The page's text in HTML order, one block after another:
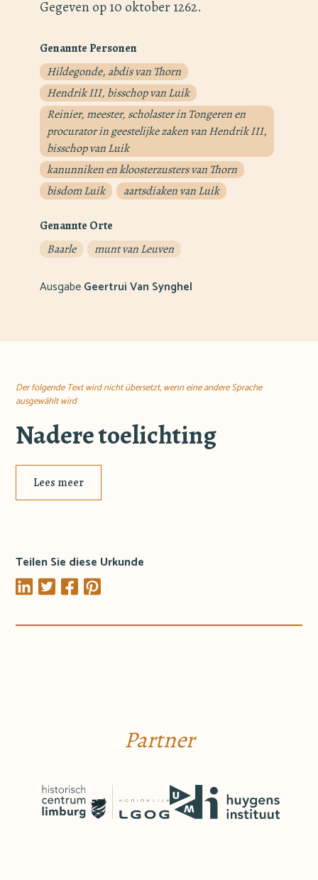
Gegeven op 10 oktober 1262.
Genannte Personen
Hildegonde, abdis van Thorn
Hendrik III, bisschop van Luik
Reinier, meester, scholaster in Tongeren en
procurator in geestelijke zaken van Hendrik III,
bisschop van Luik
kanunniken en kloosterzusters van Thorn
bisdom Luik
aartsdiaken van Luik
Genannte Orte
Baarle
munt van Leuven
AusgabeGeertrui Van Synghel
Der folgende Text wird nicht übersetzt, wenn eine andere Sprache
ausgewählt wird
Nadere toelichting
Lees meer
Teilen Sie diese Urkunde
Partner